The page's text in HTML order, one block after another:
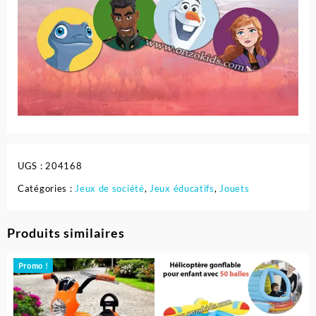
UGS : 204168
Catégories : Jeux de société, Jeux éducatifs, Jouets
Produits similaires
Promo !